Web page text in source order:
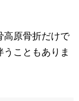
高原骨折だけで
こともありま